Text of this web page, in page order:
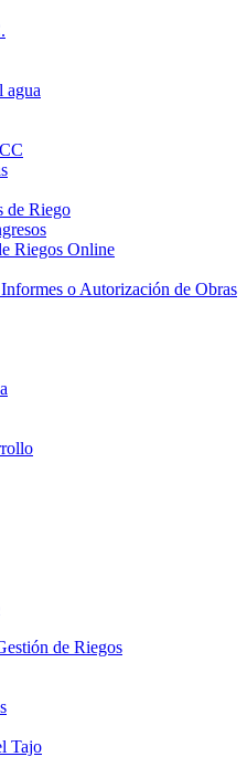
agua
de Riego
Riegos Online
o Autorización de Obras
de Riegos
Tajo